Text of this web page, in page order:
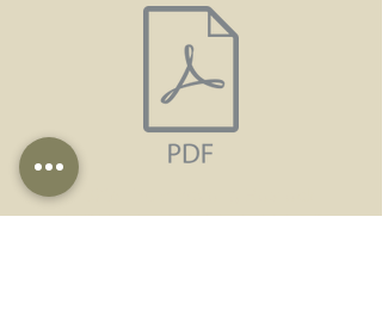
© 2026 Thammavong Rostock |
Impressum|Datenschutzrichtlinien